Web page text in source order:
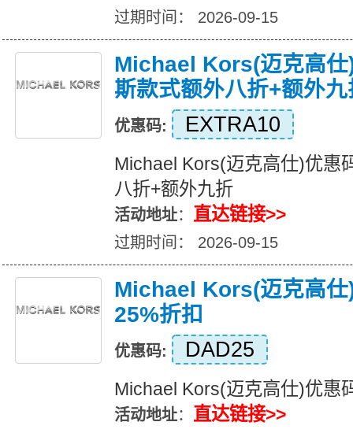
过期时间： 2026-09-15
Michael Kors(迈克高仕
斯款式额外八折+额外九
优惠码: EXTRA10
Michael Kors(迈克高仕)优惠
八折+额外九折
活动地址： 直达链接>>
过期时间： 2026-09-15
Michael Kors(迈克高仕
25%折扣
优惠码: DAD25
Michael Kors(迈克高仕)优惠
活动地址： 直达链接>>